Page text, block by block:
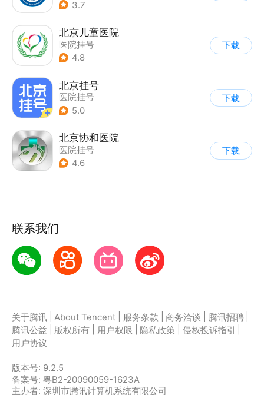
3.7
北京儿童医院
医院挂号
4.8
下载
北京挂号
医院挂号
5.0
下载
北京协和医院
医院挂号
4.6
下载
联系我们
关于腾讯 About Tencent 服务条款 商务洽谈 腾讯招聘
腾讯公益
版权所有 用户权限 隐私政策 侵权投诉指引
用户协议
版本号: 9.2.5
备案号: 粤B2-20090059-1623A
主办者: 深圳市腾讯计算机系统有限公司